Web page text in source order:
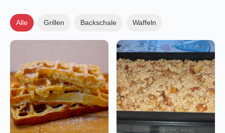
Alle Grillen Backschale Waffeln